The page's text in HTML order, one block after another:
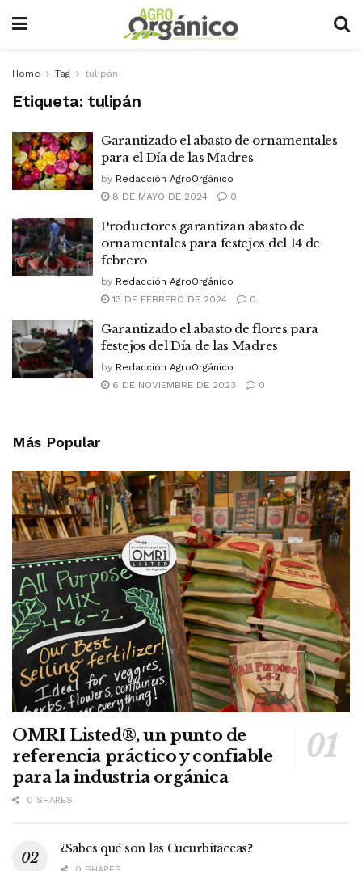
Home Tag tulipán
Etiqueta: tulipán
Garantizado el abasto de ornamentales
para el Día de las Madres
by Redacción AgroOrgánico
8 DE MAYO DE 2024
0
Productores garantizan abasto de
ornamentales para festejos del 14 de
febrero
by Redacción AgroOrgánico
13 DE FEBRERO DE 2024
0
Garantizado el abasto de flores para
festejos del Día de las Madres
by Redacción AgroOrgánico
6 DE NOVIEMBRE DE 2023
0
Más Popular
OMRI Listed®, un punto de
referencia práctico y confiable
para la industria orgánica
0 SHARES
¿Sabes qué son las Cucurbitáceas?